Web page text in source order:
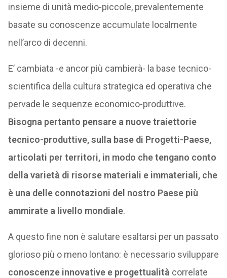
insieme di unità medio-piccole, prevalentemente
basate su conoscenze accumulate localmente
nell’arco di decenni.
E’ cambiata -e ancor più cambierà- la base tecnico-
scientifica della cultura strategica ed operativa che
pervade le sequenze economico-produttive.
Bisogna pertanto pensare a nuove traiettorie
tecnico-produttive, sulla base di Progetti-Paese,
articolati per territori, in modo che tengano conto
della varietà di risorse materiali e immateriali, che
è una delle connotazioni del nostro Paese più
ammirate a livello mondiale.
A questo fine non è salutare esaltarsi per un passato
glorioso più o meno lontano: è necessario sviluppare
conoscenze innovative e progettualità correlate